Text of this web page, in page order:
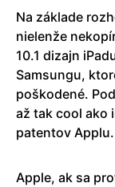
Na základe
nielenže
10.1 dizajn
Samsungu,
poškodené.
až tak cool ako
patentov Applu.
Apple, ak sa